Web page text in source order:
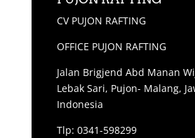
CV PUJON RAFTING
OFFICE PUJON RAFTING
Jalan Brigjend Abd Manan
Lebak Sari, Pujon- Malang,
Indonesia
Tlp: 0341-598299